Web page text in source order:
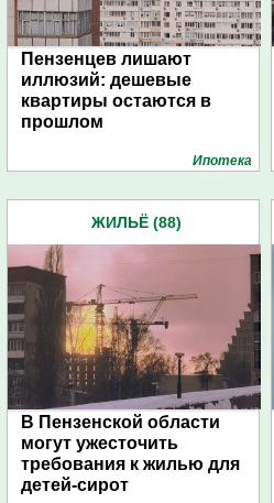
Пензенцев лишают
иллюзий: дешевые
квартиры остаются в
прошлом
Ипотека
ЖИЛЬЁ (88)
В Пензенской области
могут ужесточить
требования к жилью для
детей-сирот